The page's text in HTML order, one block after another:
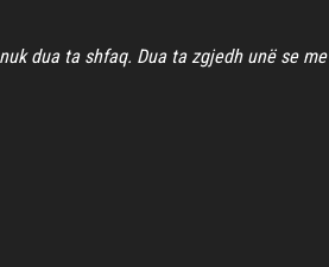
dua ta shfaq. Dua ta zgjedh unë se